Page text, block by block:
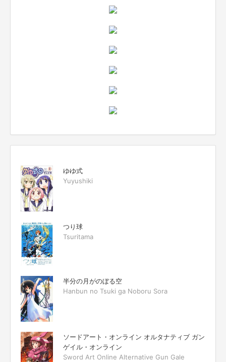
ゆゆ式
Yuyushiki
つり球
Tsuritama
半分の月がのぼる空
Hanbun no Tsuki ga Noboru Sora
ソードアート・オンライン オルタナティブ ガン
ゲイル・オンライン
Sword Art Online Alternative Gun Gale